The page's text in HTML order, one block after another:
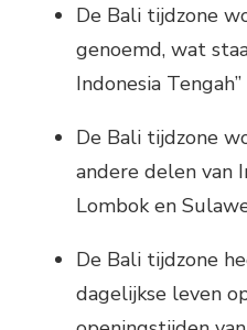
De Bali tijdzone
genoemd, wat
Indonesia
De Bali tijdzone
andere delen van
Lombok en
De Bali tijdzone
dagelijkse leven